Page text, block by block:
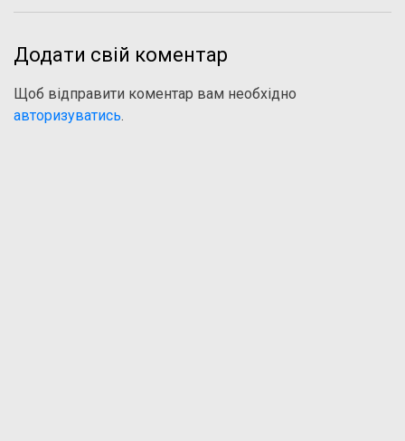
Додати свій коментар
Щоб відправити коментар вам необхідно
авторизуватись.